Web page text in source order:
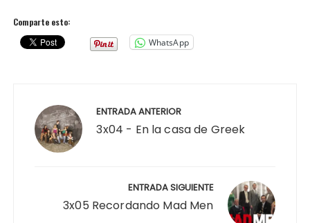
Comparte esto:
WhatsApp
entradas
ENTRADA ANTERIOR
3x04 - En la casa de Greek
ENTRADA SIGUIENTE
3x05 Recordando Mad Men